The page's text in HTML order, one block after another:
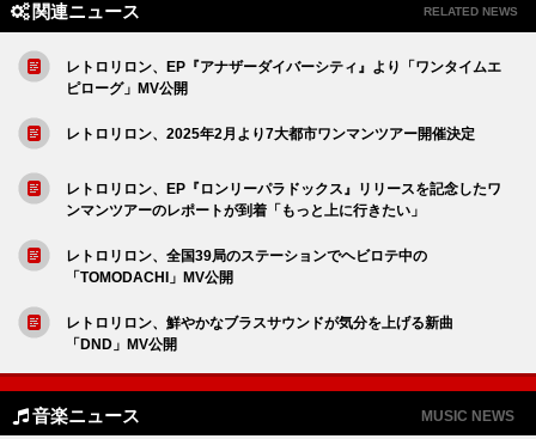
関連ニュース RELATED NEWS
レトロリロン、EP『アナザーダイバーシティ』より「ワンタイムエ
ピローグ」MV公開
レトロリロン、2025年2月より7大都市ワンマンツアー開催決定
レトロリロン、EP『ロンリーパラドックス』リリースを記念したワ
ンマンツアーのレポートが到着「もっと上に行きたい」
レトロリロン、全国39局のステーションでヘビロテ中の
「TOMODACHI」MV公開
レトロリロン、鮮やかなブラスサウンドが気分を上げる新曲
「DND」MV公開
音楽ニュース MUSIC NEWS